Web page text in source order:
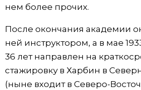
нем более прочих.
После окончания академии
ней инструктором, а в мае
36 лет направлен на
стажировку в Харбин в
(ныне входит в Северо-